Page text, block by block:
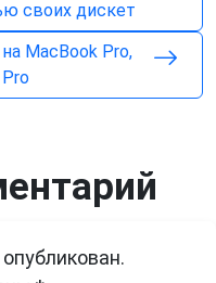
своих дискет
MacBook Pro,